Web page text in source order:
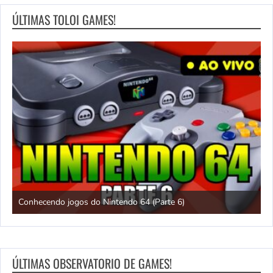
ÚLTIMAS TOLOI GAMES!
Conhecendo jogos do Nintendo 64 (Parte 6)
ÚLTIMAS OBSERVATORIO DE GAMES!